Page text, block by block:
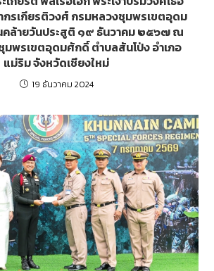
กรเกียรติวงศ์​ กรมหลวงชุมพรเขตอุดม
คล้ายวันประสูติ ๑๙ ธันวาคม ๒๕๖๗ ณ
พรเขตอุดมศักดิ์ ตำบลสันโป่ง อำเภอ
แม่ริม จังหวัดเชียงใหม่
19 ธันวาคม 2024